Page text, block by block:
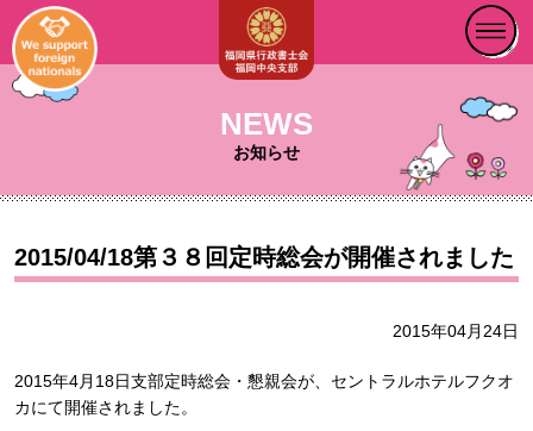
NEWS
お知らせ
2015/04/18第３８回定時総会が開催されました
2015年04月24日
2015年4月18日支部定時総会・懇親会が、セントラルホテルフクオ
カにて開催されました。